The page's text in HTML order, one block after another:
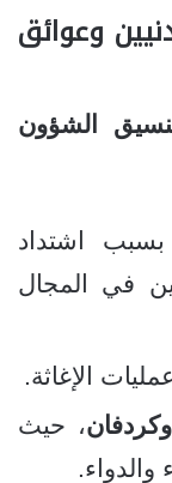
وعوائق
الشؤون
بسبب اشتداد
في المجال
الإغاثة.
، حيث